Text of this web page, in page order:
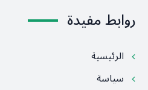
روابط مفيدة
الرئيسية
سياسة